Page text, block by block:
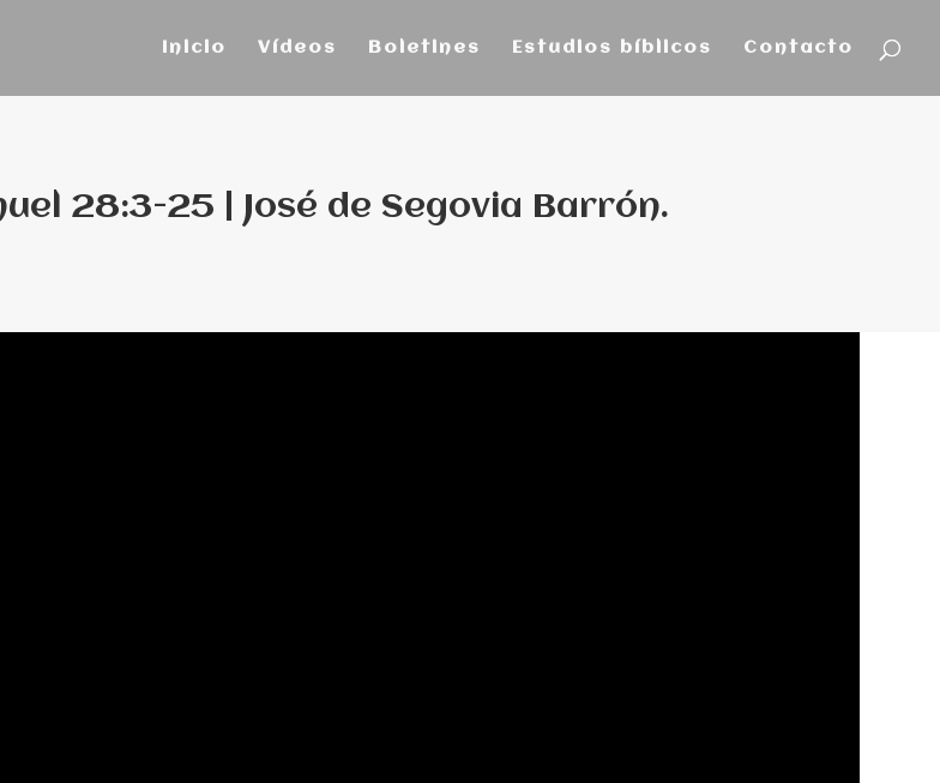
Inicio Vídeos Boletines Estudios bíblicos Contacto
28:3-25 | José de Segovia Barrón.